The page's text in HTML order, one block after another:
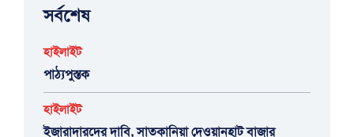
সর্বশেষ
হাইলাইট
পাঠ্যপুস্তক
হাইলাইট
ইজারাদারদের দাবি, সাতকানিয়া দেওয়ানহাট বাজার